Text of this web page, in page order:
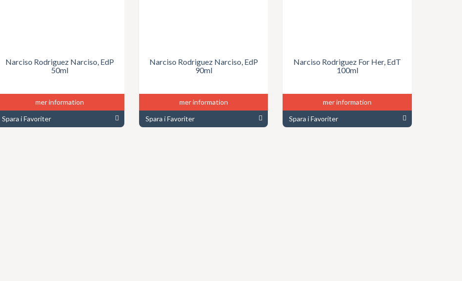
Narciso Rodriguez Narciso, EdP
50ml
mer information
Spara i Favoriter
Narciso Rodriguez Narciso, EdP
90ml
mer information
Spara i Favoriter
Narciso Rodriguez For Her, EdT
100ml
mer information
Spara i Favoriter